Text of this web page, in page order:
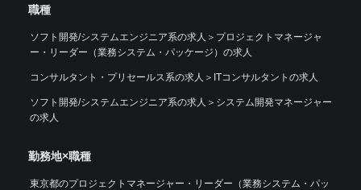
職種
ソフト開発/システムエンジニア系の求人 ＞ プロジェクトマネージャ
ー・リーダー（業務システム・パッケージ）の求人
コンサルタント・プリセールス系の求人 ＞ ITコンサルタントの求人
ソフト開発/システムエンジニア系の求人 ＞ システム開発マネージャー
の求人
勤務地×職種
東京都のプロジェクトマネージャー・リーダー（業務システム・パッ